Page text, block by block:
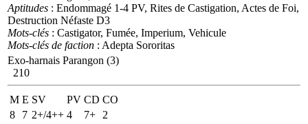
Aptitudes : Endommagé 1-4 PV, Rites de Castigation, Actes de Foi,
Destruction Néfaste D3
Mots-clés : Castigator, Fumée, Imperium, Vehicule
Mots-clés de faction : Adepta Sororitas
Exo-harnais Parangon (3)
210
M E SV PV CD CO
8
7 2+/4++ 4 7+
2